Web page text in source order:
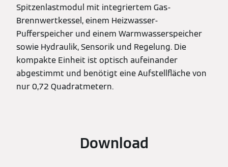
Spitzenlastmodul mit integriertem Gas-
Brennwertkessel, einem Heizwasser-
Pufferspeicher und einem Warmwasserspeicher
sowie Hydraulik, Sensorik und Regelung. Die
kompakte Einheit ist optisch aufeinander
abgestimmt und benötigt eine Aufstellfläche von
nur 0,72 Quadratmetern.
Download